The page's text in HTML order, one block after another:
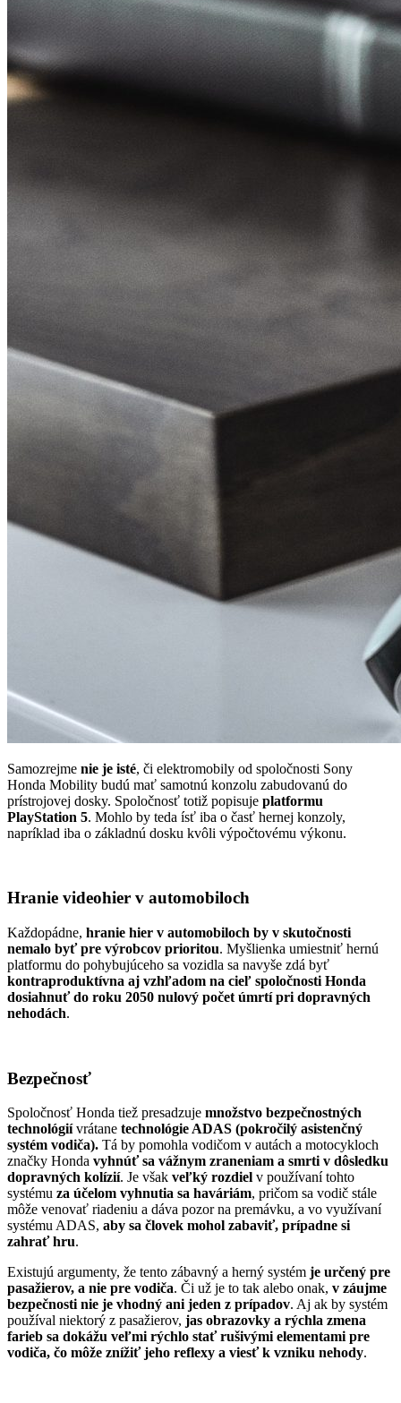
Samozrejme nie je isté, či elektromobily od spoločnosti Sony
Honda Mobility budú mať samotnú konzolu zabudovanú do
prístrojovej dosky. Spoločnosť totiž popisuje platformu
PlayStation 5. Mohlo by teda ísť iba o časť hernej konzoly,
napríklad iba o základnú dosku kvôli výpočtovému výkonu.
Hranie videohier v automobiloch
Každopádne, hranie hier v automobiloch by v skutočnosti
nemalo byť pre výrobcov prioritou. Myšlienka umiestniť hernú
platformu do pohybujúceho sa vozidla sa navyše zdá byť
kontraproduktívna aj vzhľadom na cieľ spoločnosti Honda
dosiahnuť do roku 2050 nulový počet úmrtí pri dopravných
nehodách.
Bezpečnosť
Spoločnosť Honda tiež presadzuje množstvo bezpečnostných
technológiívrátane technológie ADAS (pokročilý asistenčný
systém vodiča). Tá by pomohla vodičom v autách a motocykloch
značky Honda vyhnúť sa vážnym zraneniam a smrti v dôsledku
dopravných kolízií. Je však veľký rozdiel v používaní tohto
systému za účelom vyhnutia sa haváriám, pričom sa vodič stále
môže venovať riadeniu a dáva pozor na premávku, a vo využívaní
systému ADAS, aby sa človek mohol zabaviť, prípadne si
zahrať hru.
Existujú argumenty, že tento zábavný a herný systém je určený pre
pasažierov, a nie pre vodiča. Či už je to tak alebo onak, v záujme
bezpečnosti nie je vhodný ani jeden z prípadov. Aj ak by systém
používal niektorý z pasažierov, jas obrazovky a rýchla zmena
farieb sa dokážu veľmi rýchlo stať rušivými elementami pre
vodiča, čo môže znížiť jeho reflexy a viesť k vzniku nehody.